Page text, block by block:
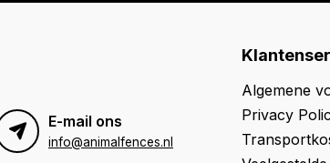
E-mail ons
info@animalfences.nl
Algemene
Privacy